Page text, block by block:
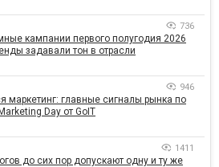
736
кампании первого полугодия 2026
задавали тон в отрасли
946
маркетинг: главные сигналы рынка по
Day от GoIT
1411
до сих пор допускают одну и ту же